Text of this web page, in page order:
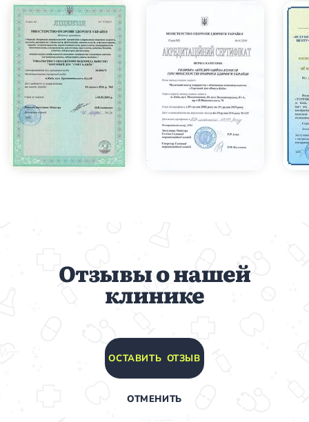
Отзывы о нашей
клинике
ОСТАВИТЬ ОТЗЫВ
ОТМЕНИТЬ